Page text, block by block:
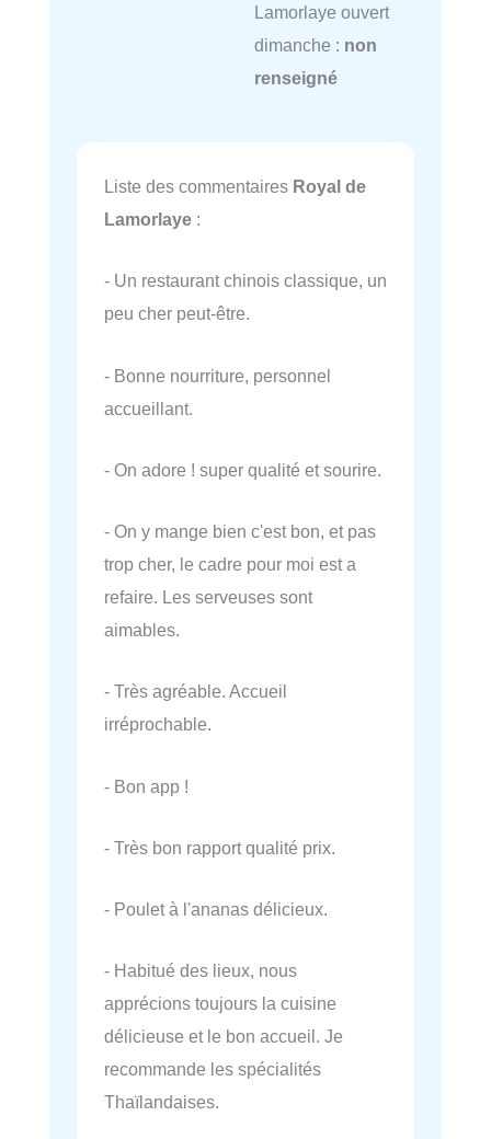
Lamorlaye ouvert
dimanche : non
renseigné
Liste des commentaires Royal de
Lamorlaye :
- Un restaurant chinois classique, un
peu cher peut-être.
- Bonne nourriture, personnel
accueillant.
- On adore ! super qualité et sourire.
- On y mange bien c'est bon, et pas
trop cher, le cadre pour moi est a
refaire. Les serveuses sont
aimables.
- Très agréable. Accueil
irréprochable.
- Bon app !
- Très bon rapport qualité prix.
- Poulet à l'ananas délicieux.
- Habitué des lieux, nous
apprécions toujours la cuisine
délicieuse et le bon accueil. Je
recommande les spécialités
Thaïlandaises.